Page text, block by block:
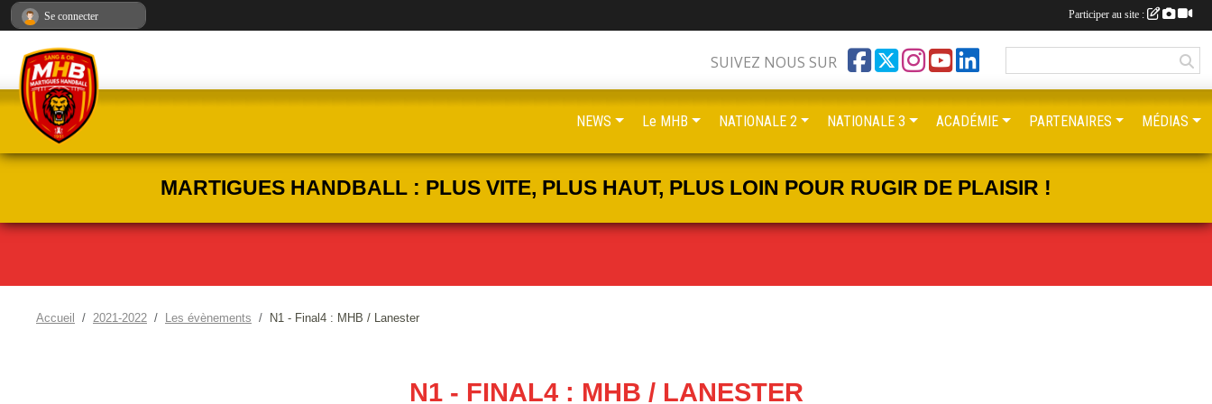
MARTIGUES HANDBALL : PLUS VITE, PLUS HAUT, PLUS LOIN POUR RUGIR DE PLAISIR !
Accueil 2021-2022 Les évènements N1 - Final4 : MHB / Lanester
N1 - FINAL4 : MHB / LANESTER
SUIVEZ NOUS SUR
NEWS Le MHB NATIONALE 2 NATIONALE 3 ACADÉMIE PARTENAIRES MÉDIAS
Se connecter Participer au site :
Panneau de gestion des cookies